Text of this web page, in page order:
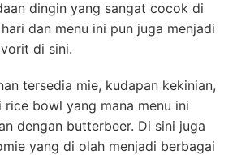
dingin yang sangat cocok di
dan menu ini pun juga menjadi
di sini.
tersedia mie, kudapan kekinian,
rice bowl yang mana menu ini
dengan butterbeer. Di sini juga
yang di olah menjadi berbagai